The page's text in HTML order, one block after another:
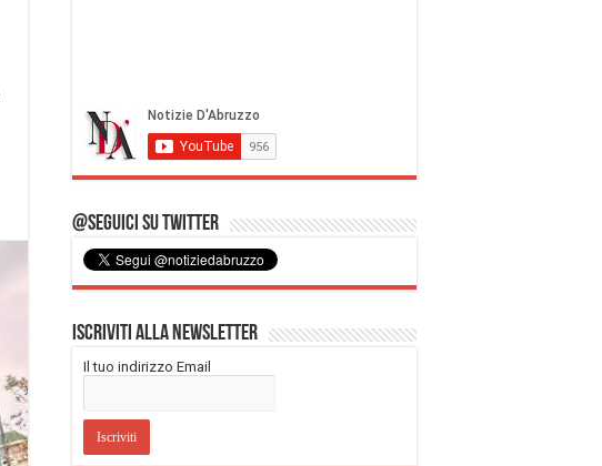
@Seguici su Twitter
Iscriviti alla Newsletter
Il tuo indirizzo Email